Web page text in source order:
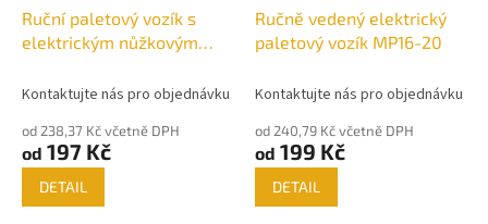
Ruční paletový vozík s
elektrickým nůžkovým
Kontaktujte nás pro objednávku
od 238,37 Kč včetně DPH
od 197 Kč
DETAIL
Ručně vedený elektrický
paletový vozík MP16-20
Kontaktujte nás pro objednávku
od 240,79 Kč včetně DPH
od 199 Kč
DETAIL